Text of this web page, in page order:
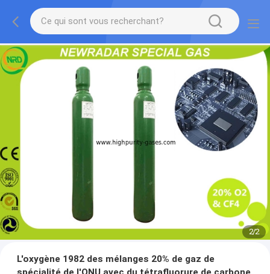
2/2
L'oxygène 1982 des mélanges 20% de gaz de